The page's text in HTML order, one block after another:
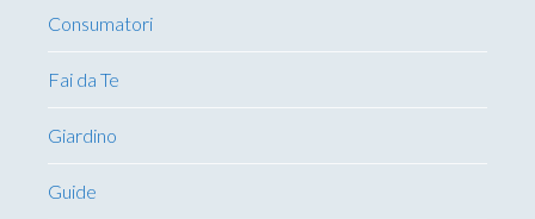
Consumatori
Fai da Te
Giardino
Guide